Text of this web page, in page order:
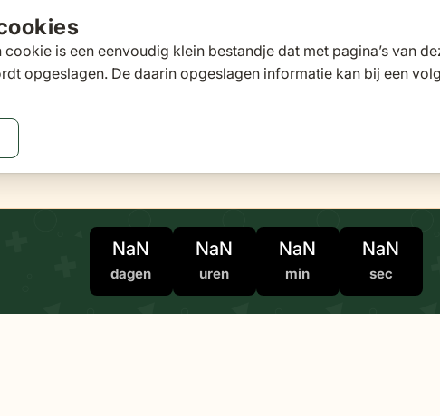
is een eenvoudig klein bestandje dat met pagina’s van
opgeslagen. De daarin opgeslagen informatie kan bij een
for Loungesets
Toggle submenu for Tuinstoelen
NaN
dagen
NaN
uren
NaN
min
NaN
sec